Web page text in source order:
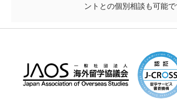
ントとの個別相談も可能で